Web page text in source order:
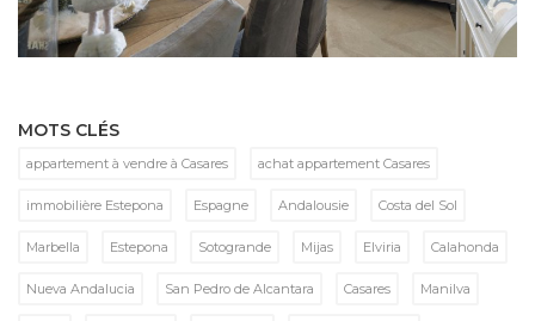
MOTS CLÉS
appartement à vendre à Casares achat appartement Casares
immobilière Estepona Espagne Andalousie Costa del Sol
Marbella Estepona Sotogrande Mijas Elviria Calahonda
Nueva Andalucia San Pedro de Alcantara Casares Manilva